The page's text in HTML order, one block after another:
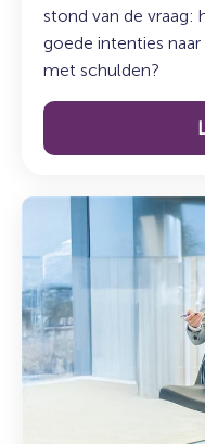
stond van de vraag:
goede intenties
met schulden?
Lees
over:
Duurzaam
incasseren:
sturen
op
resultaat